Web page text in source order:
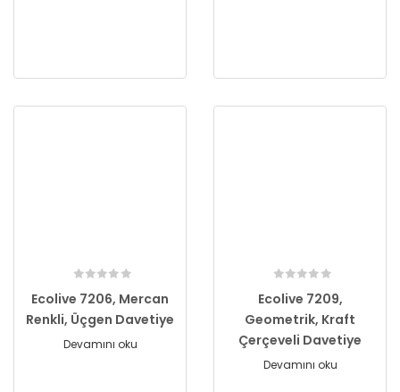
Ecolive 7206, Mercan
Renkli, Üçgen Davetiye
Devamını oku
Ecolive 7209,
Geometrik, Kraft
Çerçeveli Davetiye
Devamını oku